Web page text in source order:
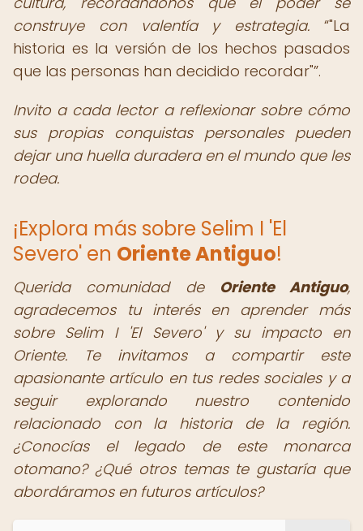
construye con valentía y estrategia.
"La
historia es la versión de los hechos pasados
que las personas han decidido recordar" .
Invito a cada lector a reflexionar sobre cómo
sus propias conquistas personales pueden
dejar una huella duradera en el mundo que les
rodea.
¡Explora más sobre Selim I 'El
Severo' en Oriente Antiguo!
Querida comunidad de Oriente Antiguo,
agradecemos tu interés en aprender más
sobre Selim I 'El Severo' y su impacto en
Oriente. Te invitamos a compartir este
apasionante artículo en tus redes sociales y a
seguir explorando nuestro contenido
relacionado con la historia de la región.
¿Conocías el legado de este monarca
otomano? ¿Qué otros temas te gustaría que
abordáramos en futuros artículos?